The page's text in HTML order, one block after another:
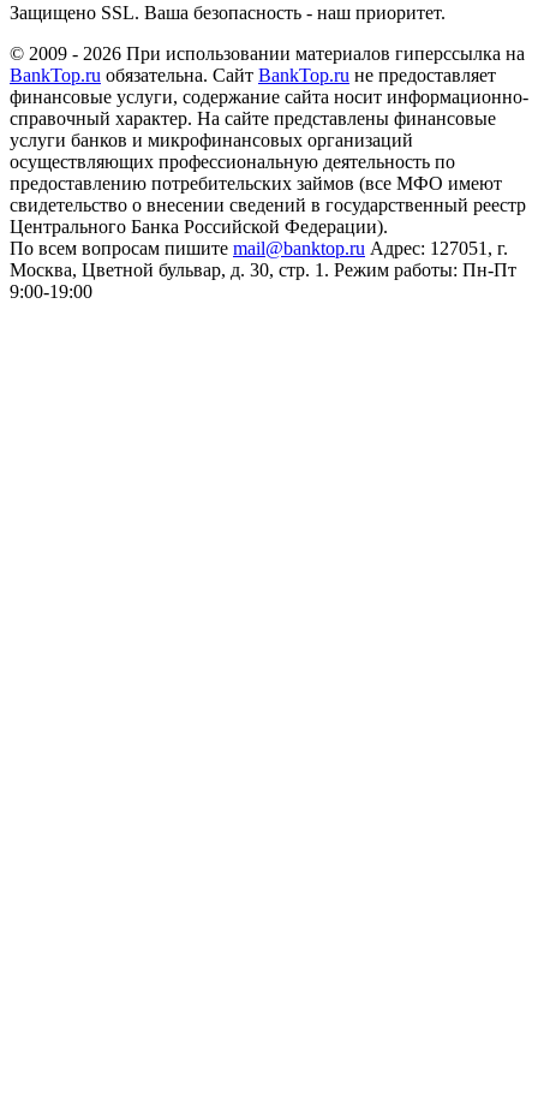
Защищено SSL. Ваша безопасность - наш приоритет.
© 2009 - 2026 При использовании материалов гиперссылка на
BankTop.ru обязательна. Сайт BankTop.ru не предоставляет
финансовые услуги, содержание сайта носит информационно-
справочный характер. На сайте представлены финансовые
услуги банков и микрофинансовых организаций
осуществляющих профессиональную деятельность по
предоставлению потребительских займов (все МФО имеют
свидетельство о внесении сведений в государственный реестр
Центрального Банка Российской Федерации).
По всем вопросам пишите mail@banktop.ru Адрес: 127051, г.
Москва, Цветной бульвар, д. 30, стр. 1. Режим работы: Пн-Пт
9:00-19:00